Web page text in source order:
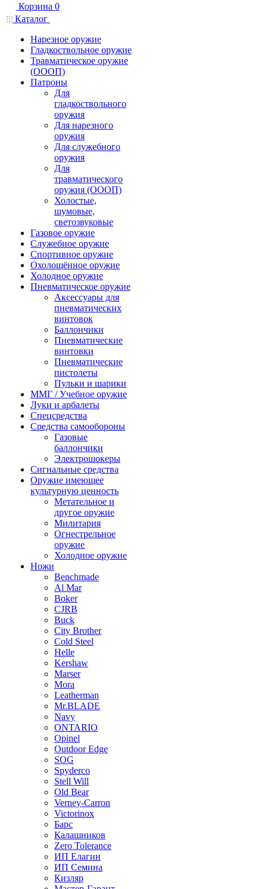
Корзина 0
Каталог
Нарезное оружие
Гладкоствольное оружие
Травматическое оружие
(ОООП)
Патроны
Для
гладкоствольного
оружия
Для нарезного
оружия
Для служебного
оружия
Для
травматического
оружия (ОООП)
Холостые,
шумовые,
светозвуковые
Газовое оружие
Служебное оружие
Спортивное оружие
Охолощённое оружие
Холодное оружие
Пневматическое оружие
Аксессуары для
пневматических
винтовок
Баллончики
Пневматические
винтовки
Пневматические
пистолеты
Пульки и шарики
ММГ / Учебное оружие
Луки и арбалеты
Спецсредства
Средства самообороны
Газовые
баллончики
Электрошокеры
Сигнальные средства
Оружие имеющее
культурную ценность
Метательное и
другое оружие
Милитария
Огнестрельное
оружие
Холодное оружие
Ножи
Benchmade
Al Mar
Boker
CJRB
Buck
City Brother
Cold Steel
Helle
Kershaw
Marser
Mora
Leatherman
Mr.BLADE
Navy
ONTARIO
Opinel
Outdoor Edge
SOG
Spyderco
Stell Will
Old Bear
Verney-Carron
Victorinox
Барс
Калашников
Zero Tolerance
ИП Елагин
ИП Семина
Кизляр